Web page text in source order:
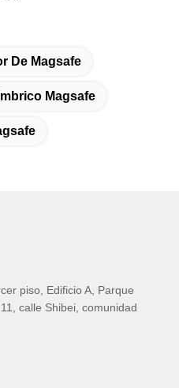
De Magsafe
Magsafe
piso, Edificio A, Parque
calle Shibei, comunidad